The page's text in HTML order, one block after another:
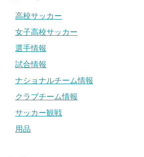
高校サッカー
女子高校サッカー
選手情報
試合情報
ナショナルチーム情報
クラブチーム情報
サッカー観戦
用品